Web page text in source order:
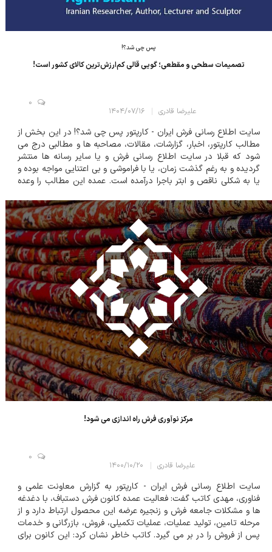
پس چی شد؟!
تصمیمات سطحی و مقطعی؛ گویی قالی کم‌ارزش‌ترین کالای کشور است!
علیرضا قادری ۱۴۰۴/۰۷/۱۶
0
سایت اطلاع رسانی فرش ایران - کارپتور پس چی شد؟! در این بخش از
مطالب کارپتور، اخبار، گزارشات، مقالات، مصاحبه ها و مطالبی درج می
شود که قبلا در سایت اطلاع رسانی فرش و یا سایر رسانه ها منتشر
گردیده و به رغم گذشت زمان، یا با فراموشی و بی اعتنایی مواجه بوده و
یا به شکلی ناقص و ابتر باجرا درآمده است. عمده این مطالب را وعده
دوباره ای...
مرکز نوآوری فرش راه اندازی می شود!
علیرضا قادری ۱۴۰۰/۱۰/۲۰
0
سایت اطلاع رسانی فرش ایران - کارپتور به گزارش معاونت علمی و
فناوری، مهدی کاتب گفت: فعالیت عمده کانون فرش دستباف، با دغدغه
ها و مشکلات جامعه فرش و زنجیره عرضه این محصول ارتباط دارد و از
مرحله تامین، تولید عملیات، عملیات تکمیلی، فروش، بازرگانی و خدمات
پس از فروش را در بر می گیرد. کاتب خاطر نشان کرد: این کانون برای